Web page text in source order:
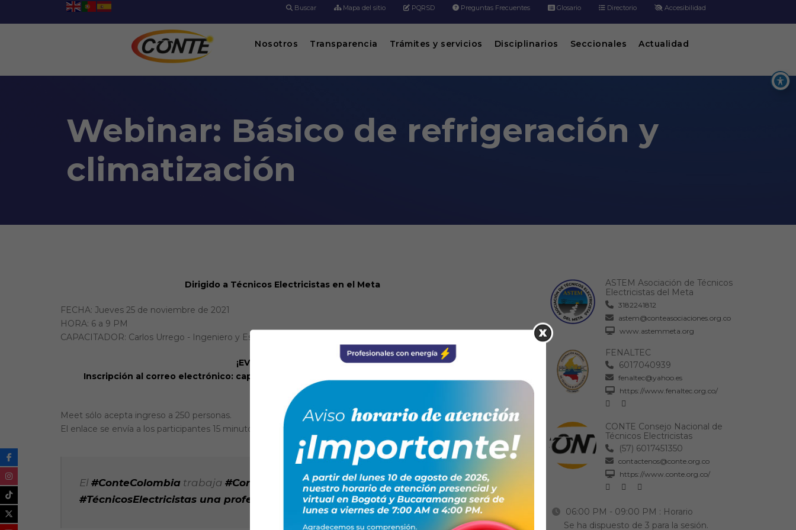
Buscar Mapa del sitio PQRSD Preguntas Frecuentes Glosario Directorio Accesibilidad
Nosotros Transparencia Trámites y servicios Disciplinarios Seccionales Actualidad
Webinar: Básico de refrigeración y
climatización
Webinario, Videoconferencia en plataformas digitales
Dirigido a Técnicos Electricistas en el Meta
FECHA: Jueves 25 de noviembre de 2021
HORA: 6 a 9 PM
CAPACITADOR: Carlos Urrego - Ingeniero y Especialista en Mantenimiento de Electro gasodomésticos
¡EVENTO GRATUITO!
Inscripción al correo electrónico: capacitacionesfenaltec@conte.org.co o al Whatsapp:
3245522770
Meet sólo acepta ingreso a 250 personas.
El enlace se envía a los participantes 15 minutos antes.
El #ConteColombia trabaja #ConBuenaEnergíapara hacer de los
#TécnicosElectricistas una profesión de calidad.
ASTEM Asociación de Técnicos
Electricistas del Meta
3182241812
astem@conteasociaciones.org.co
www.astemmeta.org
FENALTEC
6017040939
fenaltec@yahoo.es
https://www.fenaltec.org.co/
CONTE Consejo Nacional de
Técnicos Electricistas
(57) 6017451350
contactenos@conte.org.co
https://www.conte.org.co/
06:00 PM - 09:00 PM : Horario
Se ha dispuesto de 3 para la sesión.